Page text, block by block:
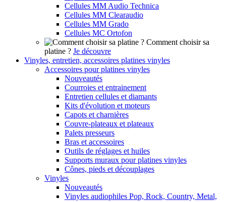
Cellules MM Audio Technica
Cellules MM Clearaudio
Cellules MM Grado
Cellules MC Ortofon
Comment choisir sa
platine ? Je découvre
Vinyles, entretien, accessoires platines vinyles
Accessoires pour platines vinyles
Nouveautés
Courroies et entrainement
Entretien cellules et diamants
Kits d'évolution et moteurs
Capots et charnières
Couvre-plateaux et plateaux
Palets presseurs
Bras et accessoires
Outils de réglages et huiles
Supports muraux pour platines vinyles
Cônes, pieds et découplages
Vinyles
Nouveautés
Vinyles audiophiles Pop, Rock, Country, Metal,